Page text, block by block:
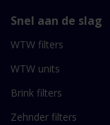
Snel aan de slag
WTW filters
WTW units
Brink filters
Zehnder filters